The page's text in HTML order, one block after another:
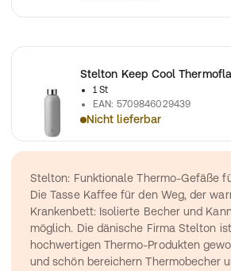
Stelton Keep Cool
1 St
EAN: 5709846029439
Nicht lieferbar
Stelton: Funktionale Thermo-Gefäße
Die Tasse Kaffee für den Weg, der
Krankenbett: Isolierte Becher und
möglich. Die dänische Firma Stelton
hochwertigen Thermo-Produkten
und schön bereichern Thermobecher